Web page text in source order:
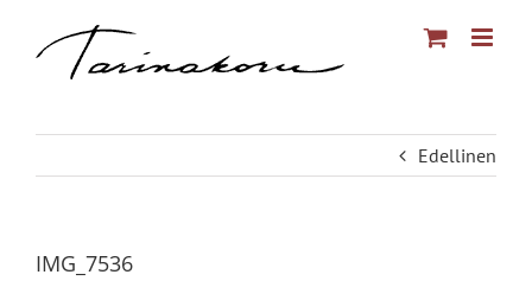
Edellinen
IMG_7536